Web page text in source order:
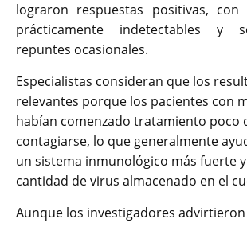
lograron respuestas positivas, con
prácticamente indetectables y
repuntes ocasionales.
Especialistas consideran que los
relevantes porque los pacientes con
habían comenzado tratamiento poco
contagiarse, lo que generalmente
un sistema inmunológico más fuerte
cantidad de virus almacenado en el
Aunque los investigadores